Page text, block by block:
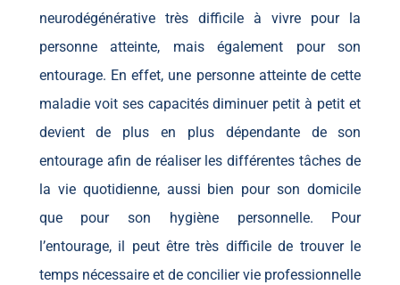
neurodégénérative très difficile à vivre pour la
personne atteinte, mais également pour son
entourage. En effet, une personne atteinte de cette
maladie voit ses capacités diminuer petit à petit et
devient de plus en plus dépendante de son
entourage afin de réaliser les différentes tâches de
la vie quotidienne, aussi bien pour son domicile
que pour son hygiène personnelle. Pour
l’entourage, il peut être très difficile de trouver le
temps nécessaire et de concilier vie professionnelle